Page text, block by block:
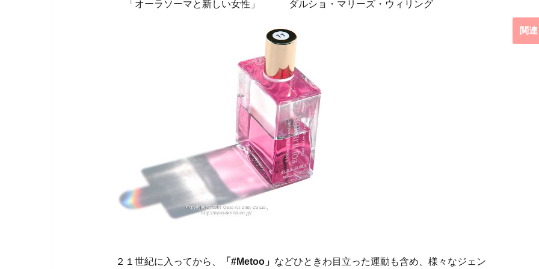
「オーラソーマと新しい女性」 ダルショ・マリーズ・ウィリング
２１世紀に入ってから、 「#Metoo」 などひときわ目立った運動も含め、様々なジェン
関